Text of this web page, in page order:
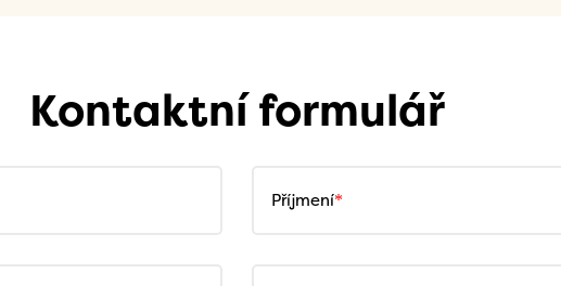
Kontaktní formulář
Příjmení